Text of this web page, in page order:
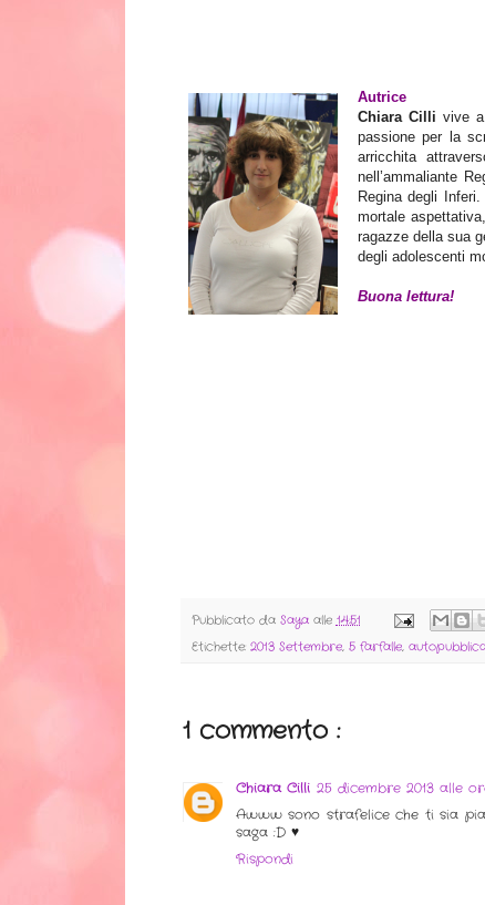
Autrice
Chiara Cilli vive
passione per la
arricchita
nell’ammaliante
Regina degli
mortale
ragazze della sua
degli adolescenti
Buona lettura!
Pubblicato da Saya alle14:51
Etichette: 2013 Settembre, 5 farfalle,
1 commento :
Chiara Cilli 25 dicembre 2013 alle
Awww sono strafelice che ti sia
saga :D ♥
Rispondi